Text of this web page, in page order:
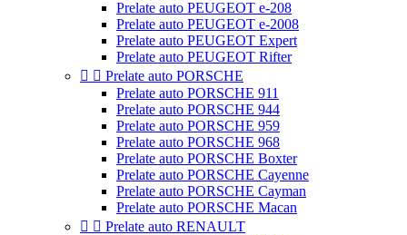
Prelate auto PEUGEOT e-208
Prelate auto PEUGEOT e-2008
Prelate auto PEUGEOT Expert
Prelate auto PEUGEOT Rifter
  Prelate auto PORSCHE
Prelate auto PORSCHE 911
Prelate auto PORSCHE 944
Prelate auto PORSCHE 959
Prelate auto PORSCHE 968
Prelate auto PORSCHE Boxter
Prelate auto PORSCHE Cayenne
Prelate auto PORSCHE Cayman
Prelate auto PORSCHE Macan
  Prelate auto RENAULT